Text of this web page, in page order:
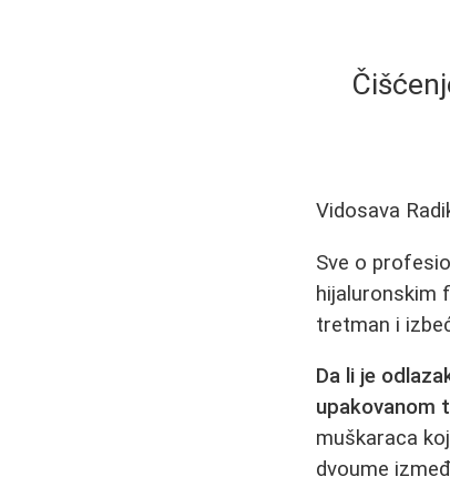
Vidosava
Sve o
hijaluronskim
tretman i
Da li je
upakovanom
muškaraca
dvoume